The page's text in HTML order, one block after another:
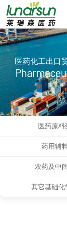
医药化工出口
医药原料
药用辅
农药及中
其它基础化